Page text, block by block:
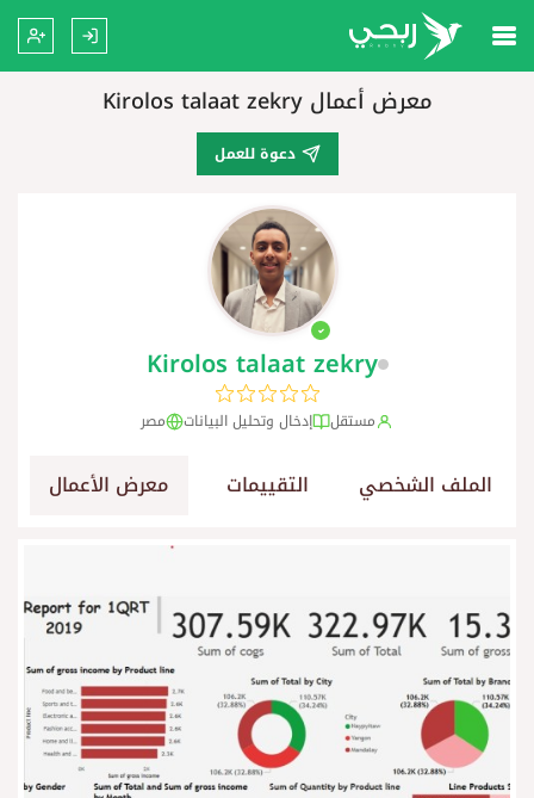
معرض أعمال Kirolos talaat zekry
دعوة للعمل
Kirolos talaat zekry
مستقل إدخال وتحليل البيانات مصر
الملف الشخصي التقييمات معرض الأعمال